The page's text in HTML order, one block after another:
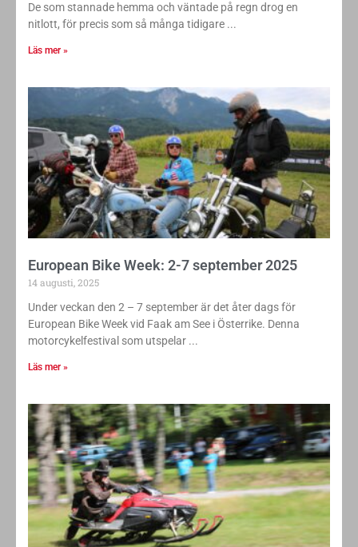
De som stannade hemma och väntade på regn drog en
nitlott, för precis som så många tidigare
Läs mer »
European Bike Week: 2-7 september 2025
14 augusti, 2025
Under veckan den 2 – 7 september är det åter dags för
European Bike Week vid Faak am See i Österrike. Denna
motorcykelfestival som utspelar
Läs mer »